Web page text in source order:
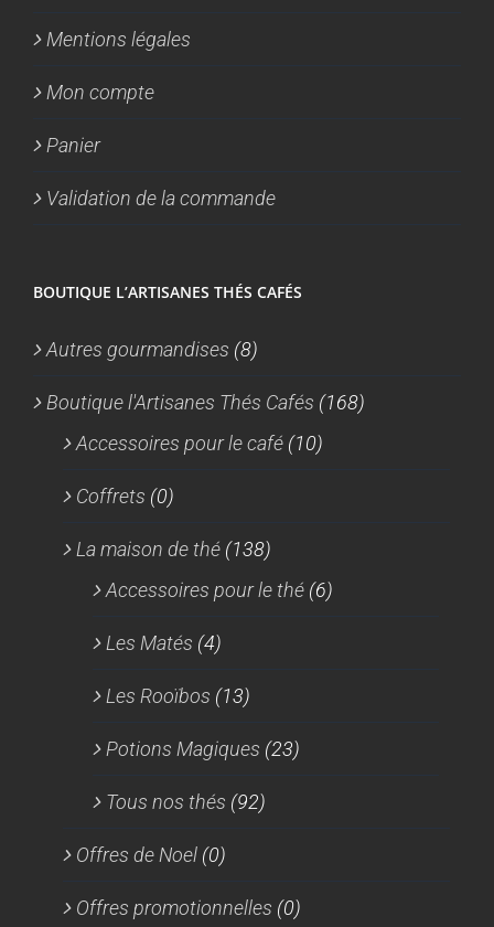
Mentions légales
Mon compte
Panier
Validation de la commande
BOUTIQUE L’ARTISANES THÉS CAFÉS
Autres gourmandises (8)
Boutique l'Artisanes Thés Cafés (168)
Accessoires pour le café (10)
Coffrets (0)
La maison de thé (138)
Accessoires pour le thé (6)
Les Matés (4)
Les Rooïbos (13)
Potions Magiques (23)
Tous nos thés (92)
Offres de Noel (0)
Offres promotionnelles (0)